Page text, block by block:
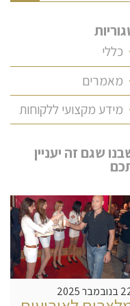
כללי
מאמרים
מידע מקצועי ללקוחות
שגם זה יעניין
2025